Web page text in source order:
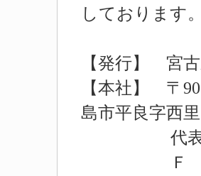
しております
【発行】 宮
【本社】 〒
島市平良字西
代表電話
Ｆ Ａ